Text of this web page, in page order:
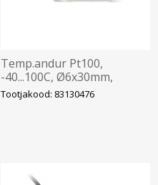
Temp.andur Pt100,
-40...100C, Ø6x30mm,
32x30x44mm M16, 2-juhet,
UV kindel välialadele
Tootjakood: 83130476